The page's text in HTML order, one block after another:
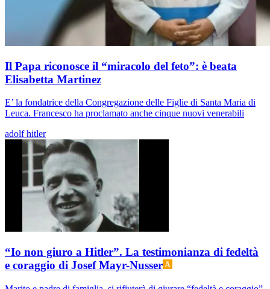
Il Papa riconosce il “miracolo del feto”: è beata
Elisabetta Martinez
E’ la fondatrice della Congregazione delle Figlie di Santa Maria di
Leuca. Francesco ha proclamato anche cinque nuovi venerabili
adolf hitler
“Io non giuro a Hitler”. La testimonianza di fedeltà
e coraggio di Josef Mayr-Nusser